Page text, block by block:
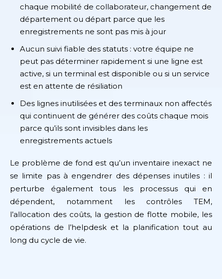
chaque mobilité de collaborateur, changement de
département ou départ parce que les
enregistrements ne sont pas mis à jour
Aucun suivi fiable des statuts : votre équipe ne
peut pas déterminer rapidement si une ligne est
active, si un terminal est disponible ou si un service
est en attente de résiliation
Des lignes inutilisées et des terminaux non affectés
qui continuent de générer des coûts chaque mois
parce qu’ils sont invisibles dans les
enregistrements actuels
Le problème de fond est qu’un inventaire inexact ne
se limite pas à engendrer des dépenses inutiles : il
perturbe également tous les processus qui en
dépendent, notamment les contrôles TEM,
l’allocation des coûts, la gestion de flotte mobile, les
opérations de l’helpdesk et la planification tout au
long du cycle de vie.